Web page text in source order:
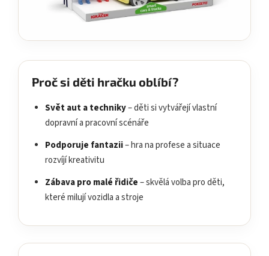
Proč si děti hračku oblíbí?
Svět aut a techniky– děti si vytvářejí vlastní
dopravní a pracovní scénáře
Podporuje fantazii– hra na profese a situace
rozvíjí kreativitu
Zábava pro malé řidiče– skvělá volba pro děti,
které milují vozidla a stroje